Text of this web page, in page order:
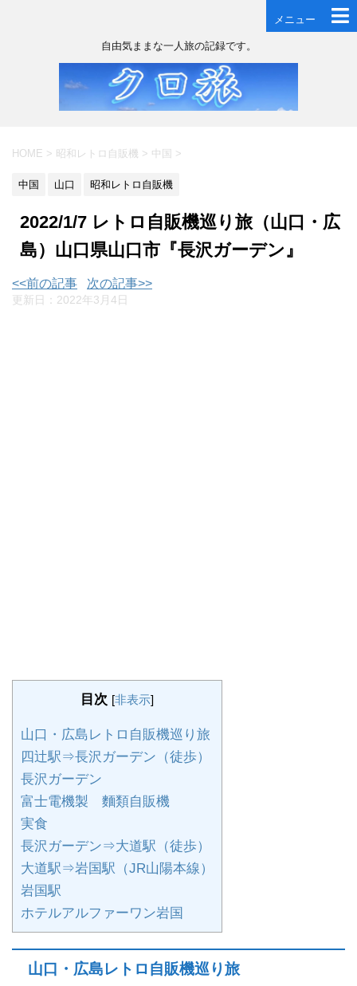
メニュー
自由気ままな一人旅の記録です。
HOME > 昭和レトロ自販機 > 中国 >
中国 山口 昭和レトロ自販機
2022/1/7 レトロ自販機巡り旅（山口・広
島）山口県山口市『長沢ガーデン』
<<前の記事 次の記事>>
更新日： 2022年3月4日
目次 [非表示]
山口・広島レトロ自販機巡り旅
四辻駅⇒長沢ガーデン（徒歩）
長沢ガーデン
富士電機製 麵類自販機
実食
長沢ガーデン⇒大道駅（徒歩）
大道駅⇒岩国駅（JR山陽本線）
岩国駅
ホテルアルファーワン岩国
山口・広島レトロ自販機巡り旅